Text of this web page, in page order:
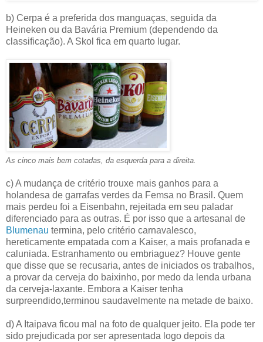
b) Cerpa é a preferida dos manguaças, seguida da
Heineken ou da Bavária Premium (dependendo da
classificação). A Skol fica em quarto lugar.
As cinco mais bem cotadas, da esquerda para a direita.
c) A mudança de critério trouxe mais ganhos para a
holandesa de garrafas verdes da Femsa no Brasil. Quem
mais perdeu foi a Eisenbahn, rejeitada em seu paladar
diferenciado para as outras. É por isso que a artesanal de
Blumenau termina, pelo critério carnavalesco,
hereticamente empatada com a Kaiser, a mais profanada e
caluniada. Estranhamento ou embriaguez? Houve gente
que disse que se recusaria, antes de iniciados os trabalhos,
a provar da cerveja do baixinho, por medo da lenda urbana
da cerveja-laxante. Embora a Kaiser tenha
surpreendido,terminou saudavelmente na metade de baixo.
d) A Itaipava ficou mal na foto de qualquer jeito. Ela pode ter
sido prejudicada por ser apresentada logo depois da